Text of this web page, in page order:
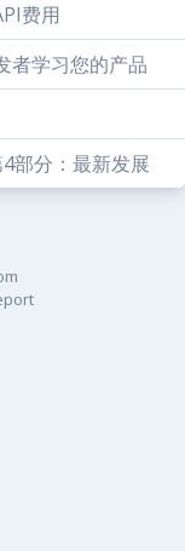
费用
者学习您的产品
部分：最新发展